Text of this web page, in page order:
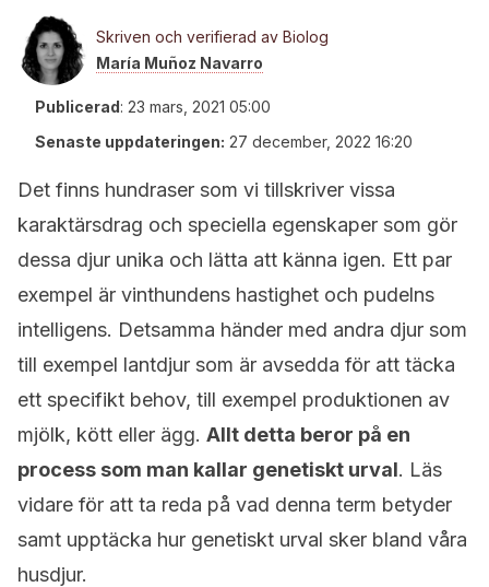
Skriven och verifierad av Biolog
María Muñoz Navarro
Publicerad: 23 mars, 2021 05:00
Senaste uppdateringen: 27 december, 2022 16:20
Det finns hundraser som vi tillskriver vissa
karaktärsdrag och speciella egenskaper som gör
dessa djur unika och lätta att känna igen. Ett par
exempel är vinthundens hastighet och pudelns
intelligens. Detsamma händer med andra djur som
till exempel lantdjur som är avsedda för att täcka
ett specifikt behov, till exempel produktionen av
mjölk, kött eller ägg. Allt detta beror på en
process som man kallar genetiskt urval. Läs
vidare för att ta reda på vad denna term betyder
samt upptäcka hur genetiskt urval sker bland våra
husdjur.